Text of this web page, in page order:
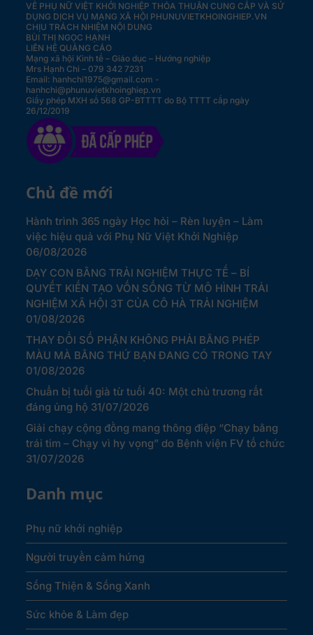
VỀ PHỤ NỮ VIỆT KHỞI NGHIỆPTHỎA THUẬN CUNG CẤP VÀ SỬ
DỤNG DỊCH VỤ MẠNG XÃ HỘI PHUNUVIETKHOINGHIEP.VN
CHỊU TRÁCH NHIỆM NỘI DUNG
BÙI THỊ NGỌC HẠNH
LIÊN HỆ QUẢNG CÁO
Mạng xã hội Kinh tế – Giáo dục – Hướng nghiệp
Mrs Hạnh Chi – 079 342 7231
Email: hanhchi1975@gmail.com -
hanhchi@phunuvietkhoinghiep.vn
Giấy phép MXH số 568 GP-BTTTT do Bộ TTTT cấp ngày
26/12/2019
Chủ đề mới
Hành trình 365 ngày Học hỏi – Rèn luyện – Làm
việc hiệu quả với Phụ Nữ Việt Khởi Nghiệp
06/08/2026
DẠY CON BẰNG TRẢI NGHIỆM THỰC TẾ – BÍ
QUYẾT KIẾN TẠO VỐN SỐNG TỪ MÔ HÌNH TRẢI
NGHIỆM XÃ HỘI 3T CỦA CÔ HÀ TRẢI NGHIỆM
01/08/2026
THAY ĐỔI SỐ PHẬN KHÔNG PHẢI BẰNG PHÉP
MÀU MÀ BẰNG THỨ BẠN ĐANG CÓ TRONG TAY
01/08/2026
Chuẩn bị tuổi già từ tuổi 40: Một chủ trương rất
đáng ủng hộ 31/07/2026
Giải chạy cộng đồng mang thông điệp “Chạy bằng
trái tim – Chạy vì hy vọng” do Bệnh viện FV tổ chức
31/07/2026
Danh mục
Phụ nữ khởi nghiệp
Người truyền cảm hứng
Sống Thiện & Sống Xanh
Sức khỏe & Làm đẹp